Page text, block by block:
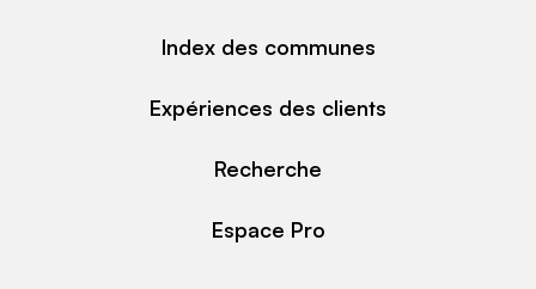
Index des communes
Expériences des clients
Recherche
Espace Pro